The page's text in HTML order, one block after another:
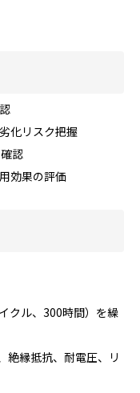
化リスク把握
認
効果の評価
クル、300時間）を繰
絶縁抵抗、耐電圧、リ